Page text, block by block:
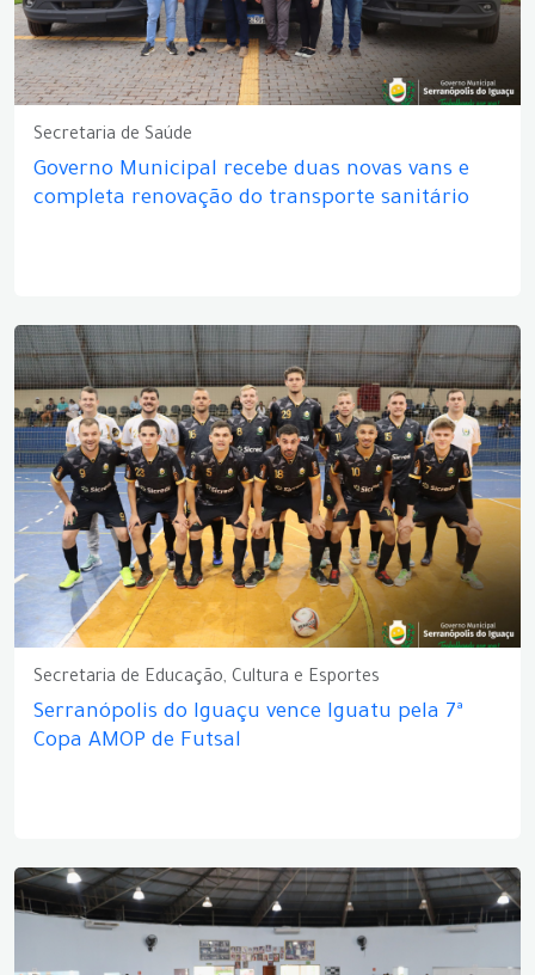
Secretaria de Saúde
Governo Municipal recebe duas novas vans e
completa renovação do transporte sanitário
Secretaria de Educação, Cultura e Esportes
Serranópolis do Iguaçu vence Iguatu pela 7ª
Copa AMOP de Futsal